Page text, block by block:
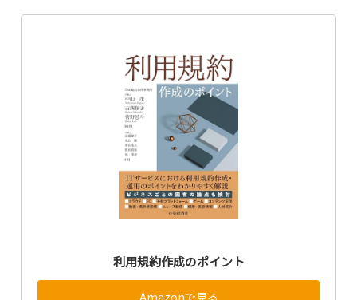
利用規約作成のポイント
Amazonで見る